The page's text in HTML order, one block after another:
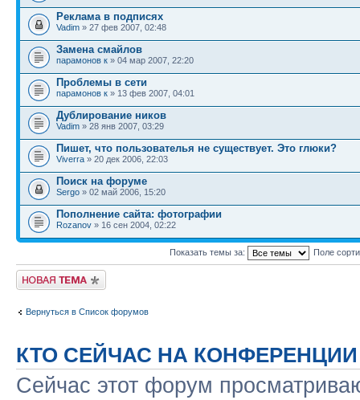
Реклама в подписях
Vadim » 27 фев 2007, 02:48
Замена смайлов
парамонов к » 04 мар 2007, 22:20
Проблемы в сети
парамонов к » 13 фев 2007, 04:01
Дублирование ников
Vadim » 28 янв 2007, 03:29
Пишет, что пользователья не существует. Это глюки?
Viverra » 20 дек 2006, 22:03
Поиск на форуме
Sergo » 02 май 2006, 15:20
Пополнение сайта: фотографии
Rozanov » 16 сен 2004, 02:22
Показать темы за: Поле
Новая тема
Вернуться в Список форумов
КТО СЕЙЧАС НА КОНФЕРЕНЦИИ
Сейчас этот форум